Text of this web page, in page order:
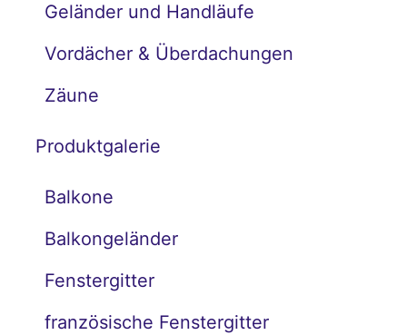
Geländer und Handläufe
Vordächer & Überdachungen
Zäune
Produktgalerie
Balkone
Balkongeländer
Fenstergitter
französische Fenstergitter